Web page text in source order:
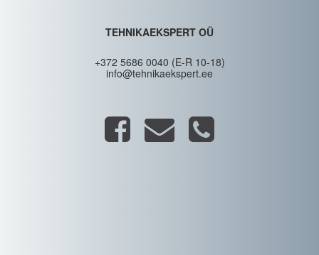
TEHNIKAEKSPERT OÜ
+372 5686 0040 (E-R 10-18)
info@tehnikaekspert.ee